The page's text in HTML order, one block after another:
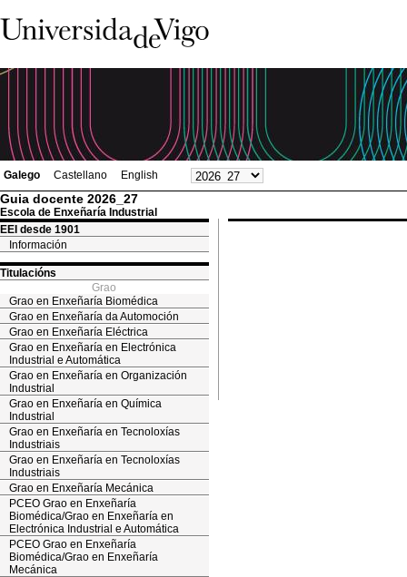
Galego Castellano English
Guia docente 2026_27
Escola de Enxeñaría Industrial
EEI desde 1901
Información
Titulacións
Grao
Grao en Enxeñaría Biomédica
Grao en Enxeñaría da Automoción
Grao en Enxeñaría Eléctrica
Grao en Enxeñaría en Electrónica
Industrial e Automática
Grao en Enxeñaría en Organización
Industrial
Grao en Enxeñaría en Química
Industrial
Grao en Enxeñaría en Tecnoloxías
Industriais
Grao en Enxeñaría en Tecnoloxías
Industriais
Grao en Enxeñaría Mecánica
PCEO Grao en Enxeñaría
Biomédica/Grao en Enxeñaría en
Electrónica Industrial e Automática
PCEO Grao en Enxeñaría
Biomédica/Grao en Enxeñaría
Mecánica